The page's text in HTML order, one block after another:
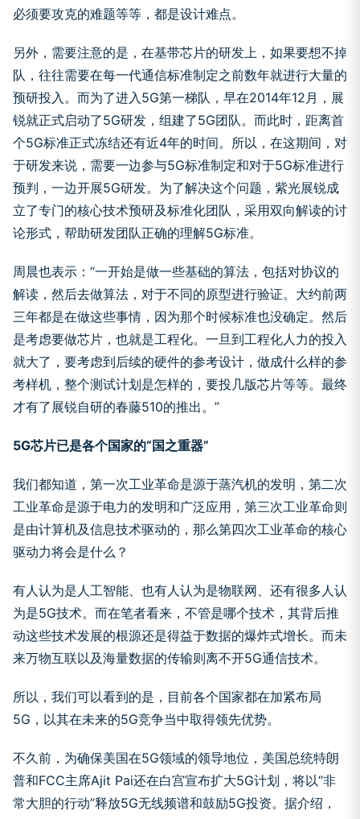
必须要攻克的难题等等，都是设计难点。
另外，需要注意的是，在基带芯片的研发上，如果要想不掉
队，往往需要在每一代通信标准制定之前数年就进行大量的
预研投入。而为了进入5G第一梯队，早在2014年12月，展
锐就正式启动了5G研发，组建了5G团队。而此时，距离首
个5G标准正式冻结还有近4年的时间。所以，在这期间，对
于研发来说，需要一边参与5G标准制定和对于5G标准进行
预判，一边开展5G研发。为了解决这个问题，紫光展锐成
立了专门的核心技术预研及标准化团队，采用双向解读的讨
论形式，帮助研发团队正确的理解5G标准。
周晨也表示：“一开始是做一些基础的算法，包括对协议的
解读，然后去做算法，对于不同的原型进行验证。大约前两
三年都是在做这些事情，因为那个时候标准也没确定。然后
是考虑要做芯片，也就是工程化。一旦到工程化人力的投入
就大了，要考虑到后续的硬件的参考设计，做成什么样的参
考样机，整个测试计划是怎样的，要投几版芯片等等。最终
才有了展锐自研的春藤510的推出。”
5G芯片已是各个国家的“国之重器”
我们都知道，第一次工业革命是源于蒸汽机的发明，第二次
工业革命是源于电力的发明和广泛应用，第三次工业革命则
是由计算机及信息技术驱动的，那么第四次工业革命的核心
驱动力将会是什么？
有人认为是人工智能、也有人认为是物联网、还有很多人认
为是5G技术。而在笔者看来，不管是哪个技术，其背后推
动这些技术发展的根源还是得益于数据的爆炸式增长。而未
来万物互联以及海量数据的传输则离不开5G通信技术。
所以，我们可以看到的是，目前各个国家都在加紧布局
5G，以其在未来的5G竞争当中取得领先优势。
不久前，为确保美国在5G领域的领导地位，美国总统特朗
普和FCC主席Ajit Pai还在白宫宣布扩大5G计划，将以“非
常大胆的行动”释放5G无线频谱和鼓励5G投资。据介绍，